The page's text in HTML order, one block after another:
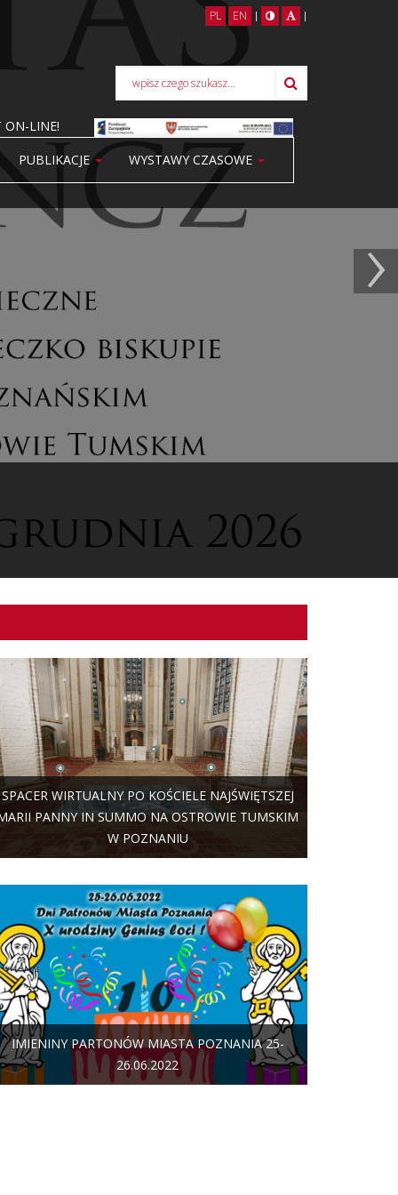
PL EN | |
ON-LINE!
PUBLIKACJE WYSTAWY CZASOWE
›
SPACER WIRTUALNY PO KOŚCIELE NAJŚWIĘTSZEJ
PANNY IN SUMMO NA OSTROWIE TUMSKIM
W POZNANIU
IMIENINY PARTONÓW MIASTA POZNANIA 25-
26.06.2022